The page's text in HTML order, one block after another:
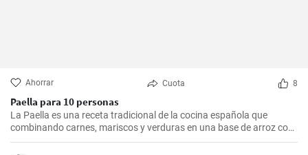
Ahorrar Cuota 8
Paella para 10 personas
La Paella es una receta tradicional de la cocina española que
combinando carnes, mariscos y verduras en una base de arroz con
una mezcla de especias, ofrece una experiencia culinaria llena de
sabores y texturas. Aunque cada región de España tiene su propia